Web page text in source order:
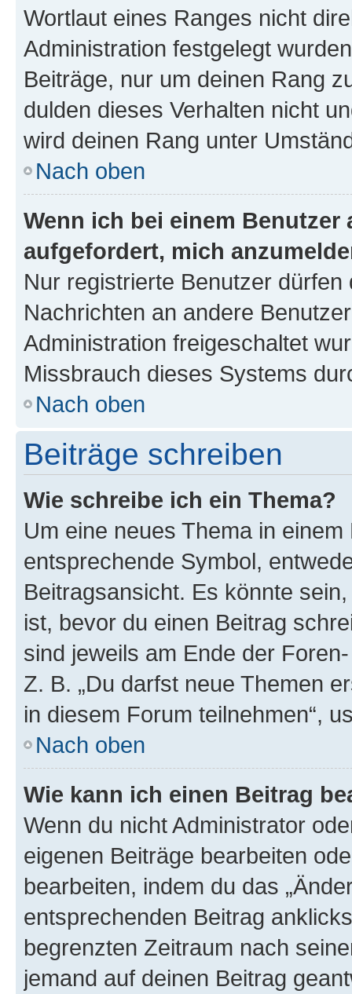
Wortlaut eines Ranges nicht
Administration festgelegt
Beiträge, nur um deinen Rang
dulden dieses Verhalten nicht
wird deinen Rang unter
Nach oben
Wenn ich bei einem
aufgefordert, mich
Nur registrierte Benutzer
Nachrichten an andere
Administration freigeschaltet
Missbrauch dieses Systems
Nach oben
Beiträge schreiben
Wie schreibe ich ein Thema?
Um eine neues Thema in
entsprechende Symbol,
Beitragsansicht. Es könnte
ist, bevor du einen Beitrag
sind jeweils am Ende der
Z. B. „Du darfst neue Themen
in diesem Forum teilnehmen“,
Nach oben
Wie kann ich einen Beitrag
Wenn du nicht Administrator
eigenen Beiträge bearbeiten
bearbeiten, indem du das
entsprechenden Beitrag
begrenzten Zeitraum nach
jemand auf deinen Beitrag